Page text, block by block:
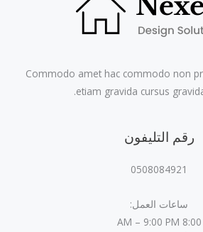
Commodo amet hac commodo non
etiam gravida cursus
رقم التليفون
0508084921
ساعات العمل:
8:00 AM – 9:00 PM